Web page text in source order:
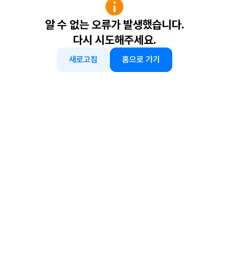
알 수 없는 오류가 발생했습니다.
다시 시도해주세요.
새로고침 홈으로 가기